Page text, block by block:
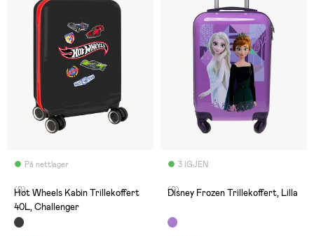
På nettlager
(0)
Hot Wheels Kabin Trillekoffert
40L, Challenger
3 IGJEN
(0)
Disney Frozen Trillekoffert, Lilla